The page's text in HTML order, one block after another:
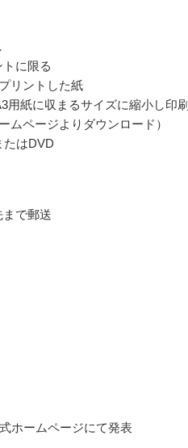
に限る
リントした紙
用紙に収まるサイズに縮小し印刷
ムページよりダウンロード）
たはDVD
で郵送
ホームページにて発表